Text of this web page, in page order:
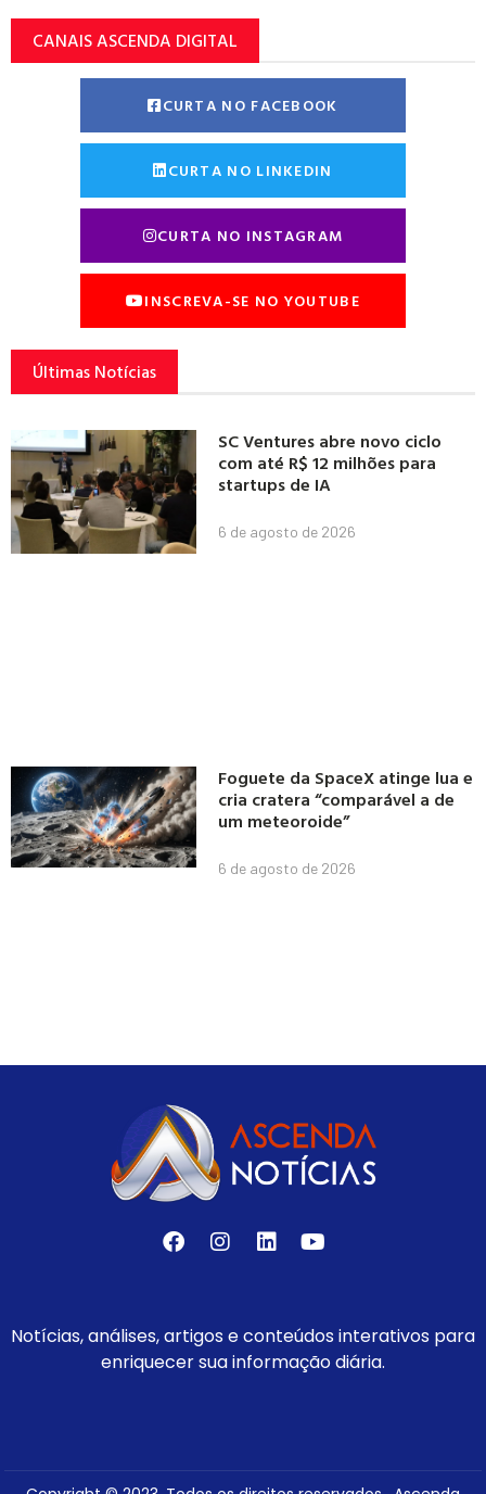
CANAIS ASCENDA DIGITAL
CURTA NO FACEBOOK
CURTA NO LINKEDIN
CURTA NO INSTAGRAM
INSCREVA-SE NO YOUTUBE
Últimas Notícias
SC Ventures abre novo ciclo
com até R$ 12 milhões para
startups de IA
6 de agosto de 2026
Foguete da SpaceX atinge lua e
cria cratera “comparável a de
um meteoroide”
6 de agosto de 2026
Notícias, análises, artigos e conteúdos interativos para
enriquecer sua informação diária.